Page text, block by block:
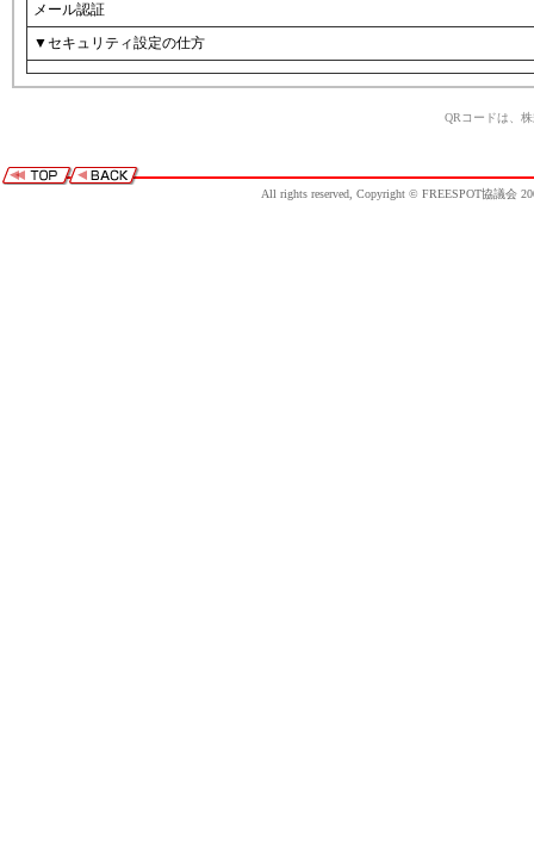
メール認証
▼セキュリティ設定の仕方
QRコードは、
All rights reserved, Copyright © FREESPOT協議会